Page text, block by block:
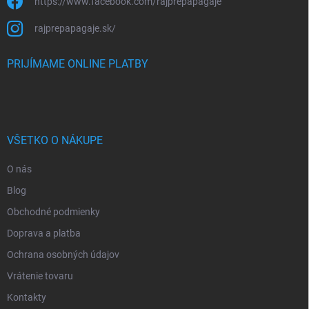
rajprepapagaje.sk/
PRIJÍMAME ONLINE PLATBY
VŠETKO O NÁKUPE
O nás
Blog
Obchodné podmienky
Doprava a platba
Ochrana osobných údajov
Vrátenie tovaru
Kontakty